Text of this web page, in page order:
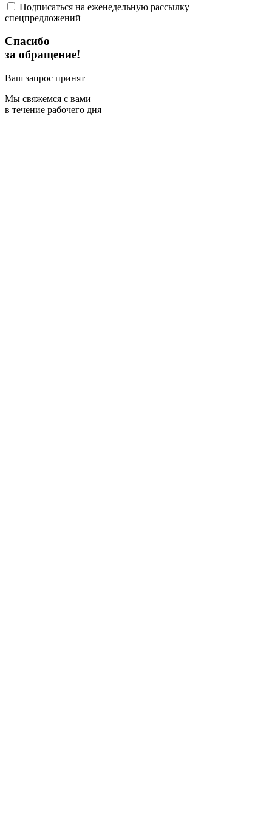
Подписаться на еженедельную рассылку
спецпредложений
Спасибо
за обращение!
Ваш запрос принят
Мы свяжемся с вами
в течение рабочего дня